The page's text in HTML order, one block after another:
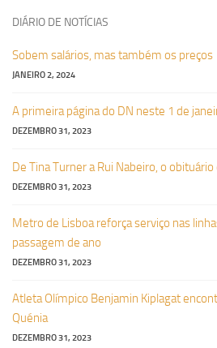
DIÁRIO DE NOTÍCIAS
Sobem salários, mas também os preços
JANEIRO 2, 2024
A primeira página do DN neste 1 de
DEZEMBRO 31, 2023
De Tina Turner a Rui Nabeiro, o obituário
DEZEMBRO 31, 2023
Metro de Lisboa reforça serviço nas
passagem de ano
DEZEMBRO 31, 2023
Atleta Olímpico Benjamin Kiplagat
Quénia
DEZEMBRO 31, 2023